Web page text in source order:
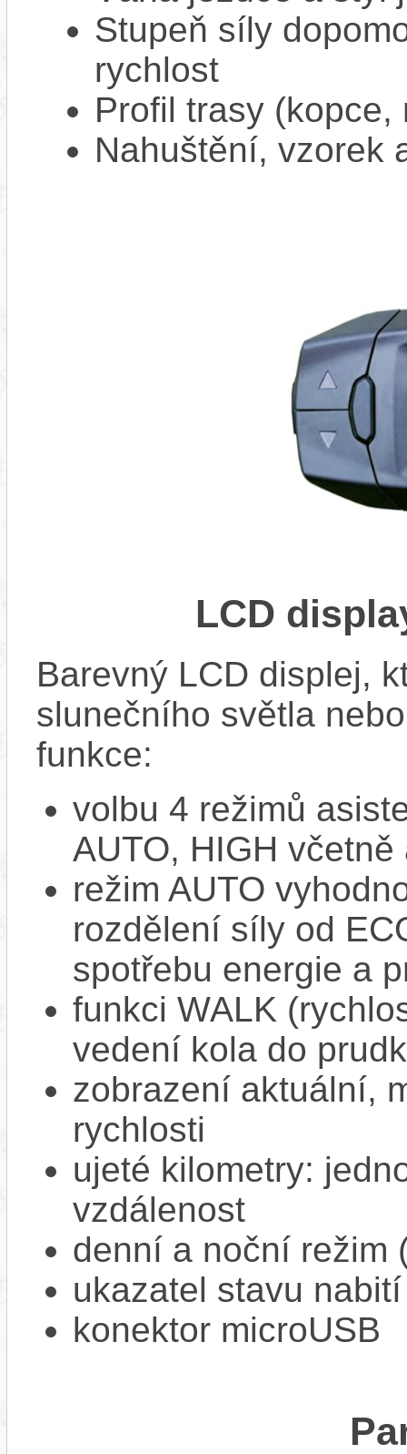
Stupeň síly
rychlost
Profil trasy
Nahuštění, vzorek
LCD
Barevný LCD displej,
slunečního světla
funkce:
volbu 4 režimů
AUTO, HIGH
režim AUTO
rozdělení síly od
spotřebu energie a
funkci WALK
vedení kola do
zobrazení aktuální,
rychlosti
ujeté kilometry:
vzdálenost
denní a noční režim
ukazatel stavu
konektor microUSB